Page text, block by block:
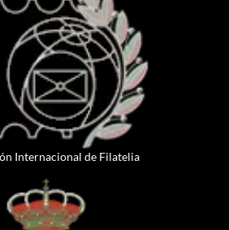
Internacional de Filatelia